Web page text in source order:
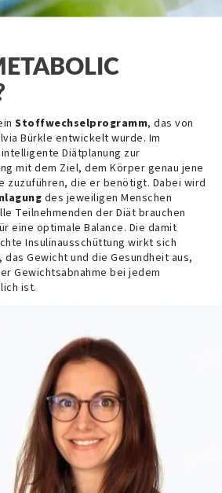
Stoffwechselprogramm, das von
Bürkle entwickelt wurde. Im
Diätplanung zur
mit dem Ziel, dem Körper genau jene
zuzuführen, die er benötigt. Dabei wird
des jeweiligen Menschen
Teilnehmenden der Diät brauchen
eine optimale Balance. Die damit
Insulinausschüttung wirkt sich
Gewicht und die Gesundheit aus,
Gewichtsabnahme bei jedem
ist.